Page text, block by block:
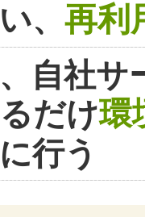
、 再利
自社サ
だけ環
行う